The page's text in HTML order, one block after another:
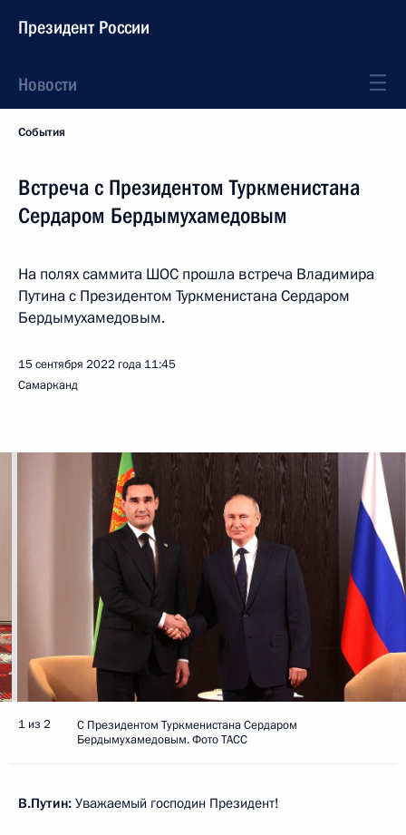
Президент России
Новости
События
Встреча с Президентом Туркменистана
Сердаром Бердымухамедовым
На полях саммита ШОС прошла встреча Владимира
Путина с Президентом Туркменистана Сердаром
Бердымухамедовым.
15 сентября 2022 года 11:45
Самарканд
1 из 2
С Президентом Туркменистана Сердаром
Бердымухамедовым. Фото ТАСС
В.Путин: Уважаемый господин Президент!